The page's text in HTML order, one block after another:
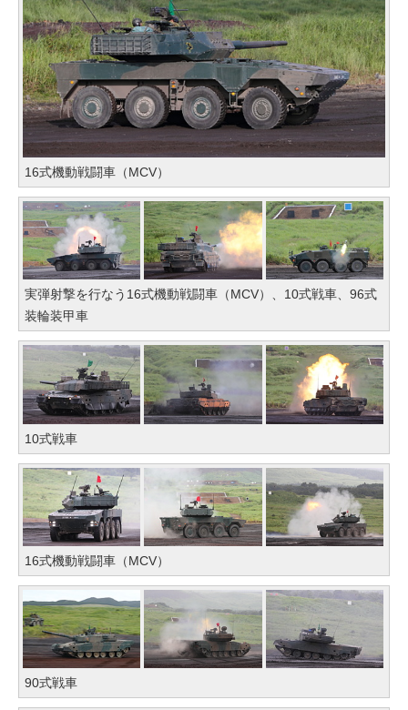
16式機動戦闘車（MCV）
実弾射撃を行なう16式機動戦闘車（MCV）、10式戦車、96式
装輪装甲車
10式戦車
16式機動戦闘車（MCV）
90式戦車